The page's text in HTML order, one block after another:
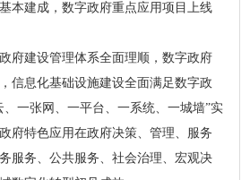
本建成，数字政府重点应用项目上线
府建设管理体系全面理顺，数字政府
信息化基础设施建设全面满足数字政
、一张网、一平台、一系统、一城墙”实
府特色应用在政府决策、管理、服务
服务、公共服务、社会治理、宏观决